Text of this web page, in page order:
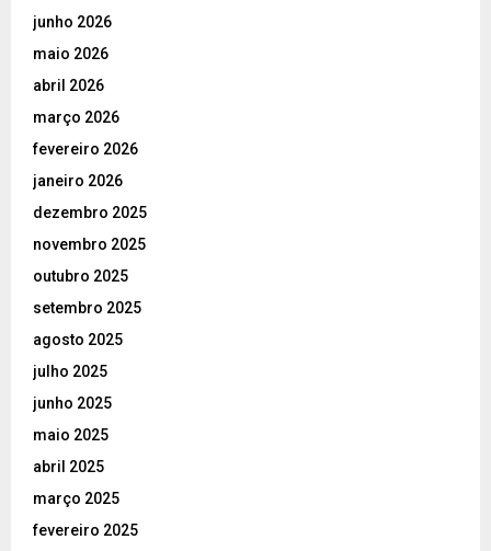
junho 2026
maio 2026
abril 2026
março 2026
fevereiro 2026
janeiro 2026
dezembro 2025
novembro 2025
outubro 2025
setembro 2025
agosto 2025
julho 2025
junho 2025
maio 2025
abril 2025
março 2025
fevereiro 2025